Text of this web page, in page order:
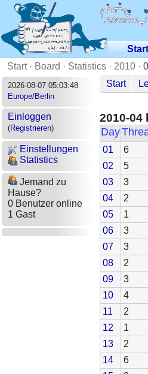
Start· Board · Statistics · 2010 ·
2026-08-07 05:03:48
Europe/Berlin
Einloggen
(Registrieren)
Einstellungen
Statistics
Jemand zu
Hause?
0 Benutzer online
1 Gast
Start
2010-04
Day
01 6
02
5
03
3
04
2
05
1
06
3
07
3
08
2
09
3
10
4
11
2
12
1
13
2
14
6